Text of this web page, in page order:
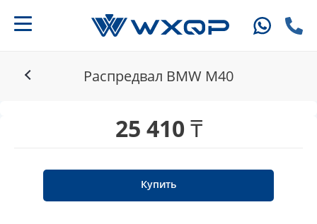
Распредвал BMW M40
25 410 ₸
Купить